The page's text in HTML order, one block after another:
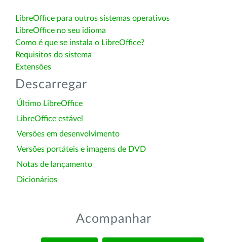
LibreOffice para outros sistemas operativos
LibreOffice no seu idioma
Como é que se instala o LibreOffice?
Requisitos do sistema
Extensões
Descarregar
Último LibreOffice
LibreOffice estável
Versões em desenvolvimento
Versões portáteis e imagens de DVD
Notas de lançamento
Dicionários
Acompanhar